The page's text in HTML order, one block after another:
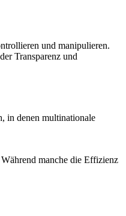
und manipulieren.
Transparenz und
in denen multinationale
manche die Effizienz